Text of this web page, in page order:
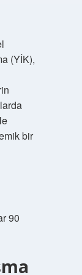
(YİK),
bir
90